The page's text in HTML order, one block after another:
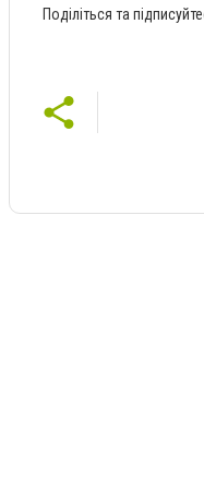
Поділіться та